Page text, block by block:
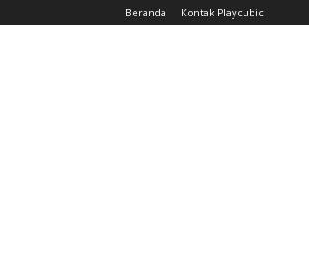
Beranda Kontak Playcubic